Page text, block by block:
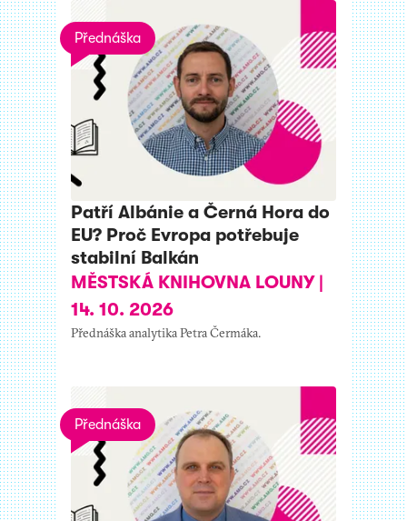
Přednáška
Patří Albánie a Černá Hora do
EU? Proč Evropa potřebuje
stabilní Balkán
MĚSTSKÁ KNIHOVNA LOUNY|
14. 10. 2026
Přednáška analytika Petra Čermáka.
Přednáška